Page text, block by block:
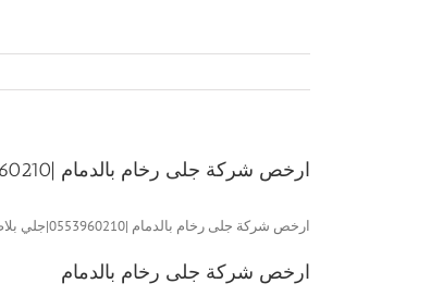
ارخص شركة جلى رخام بالدمام |0553960210|جلي رخام
ارخص شركة جلى رخام بالدمام |0553960210|جلي بلاط بالدمام
ارخص شركة جلى رخام بالدمام